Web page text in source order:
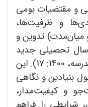
و مقتضیات بومی
و ظرفیت‌ها،
و میان‌مدت) تدوین و
سال تحصیلی جدید
مصوب می‌کند (آیین‌نامه اجرایی مدرسه‌، 1400: 17). این
بنیادین و نگاهی
و کیفیت‌مدار،